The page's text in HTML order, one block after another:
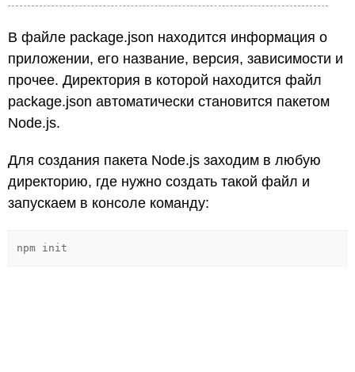
В файле package.json находится информация о
приложении, его название, версия, зависимости и
прочее. Директория в которой находится файл
package.json автоматически становится пакетом
Node.js.
Для создания пакета Node.js заходим в любую
директорию, где нужно создать такой файл и
запускаем в консоле команду:
npm init